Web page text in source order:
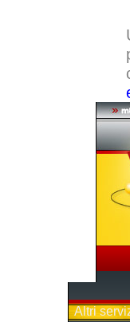
Altri